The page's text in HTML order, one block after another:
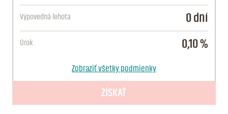
Výpovedná lehota 0 dní
Úrok 0,10 %
ZÍSKAŤ
IBA K BEŽNÉMU ÚČTU RODIČA
Výpovednálehota 0 dní
Zobraziť všetky podmienky